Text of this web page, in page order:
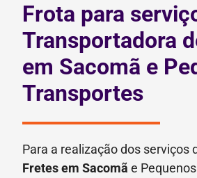
Frota para
Transportadora
em Sacomã e
Transportes
Para a realização dos serviços
Fretesem Sacomã e